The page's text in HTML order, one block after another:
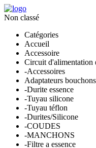
Non classé
Catégories
Accueil
Accessoire
Circuit d'alimentation
-Accessoires
Adaptateurs
-Durite essence
-Tuyau silicone
-Tuyau téflon
-Durites/Silicone
-COUDES
-MANCHONS
-Filtre a essence